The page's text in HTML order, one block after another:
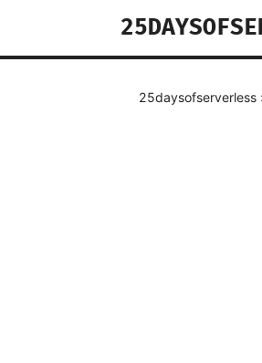
25daysofserverless